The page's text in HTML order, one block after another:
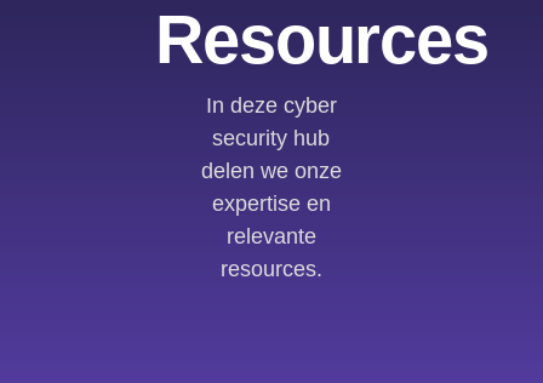
Resources
In deze cyber
security hub
delen we onze
expertise en
relevante
resources.